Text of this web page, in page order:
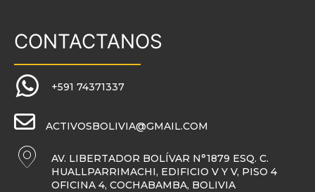
CONTACTANOS
+591 74371337
ACTIVOSBOLIVIA@GMAIL.COM
AV. LIBERTADOR BOLÍVAR N°1879 ESQ. C.
HUALLPARRIMACHI, EDIFICIO V Y V, PISO 4
OFICINA 4, COCHABAMBA, BOLIVIA